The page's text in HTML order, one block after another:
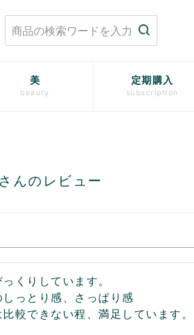
美
beauty
定期購入
subscription
んのレビュー
くりしています。
っとり感、さっぱり感
較できない程、満足しています。